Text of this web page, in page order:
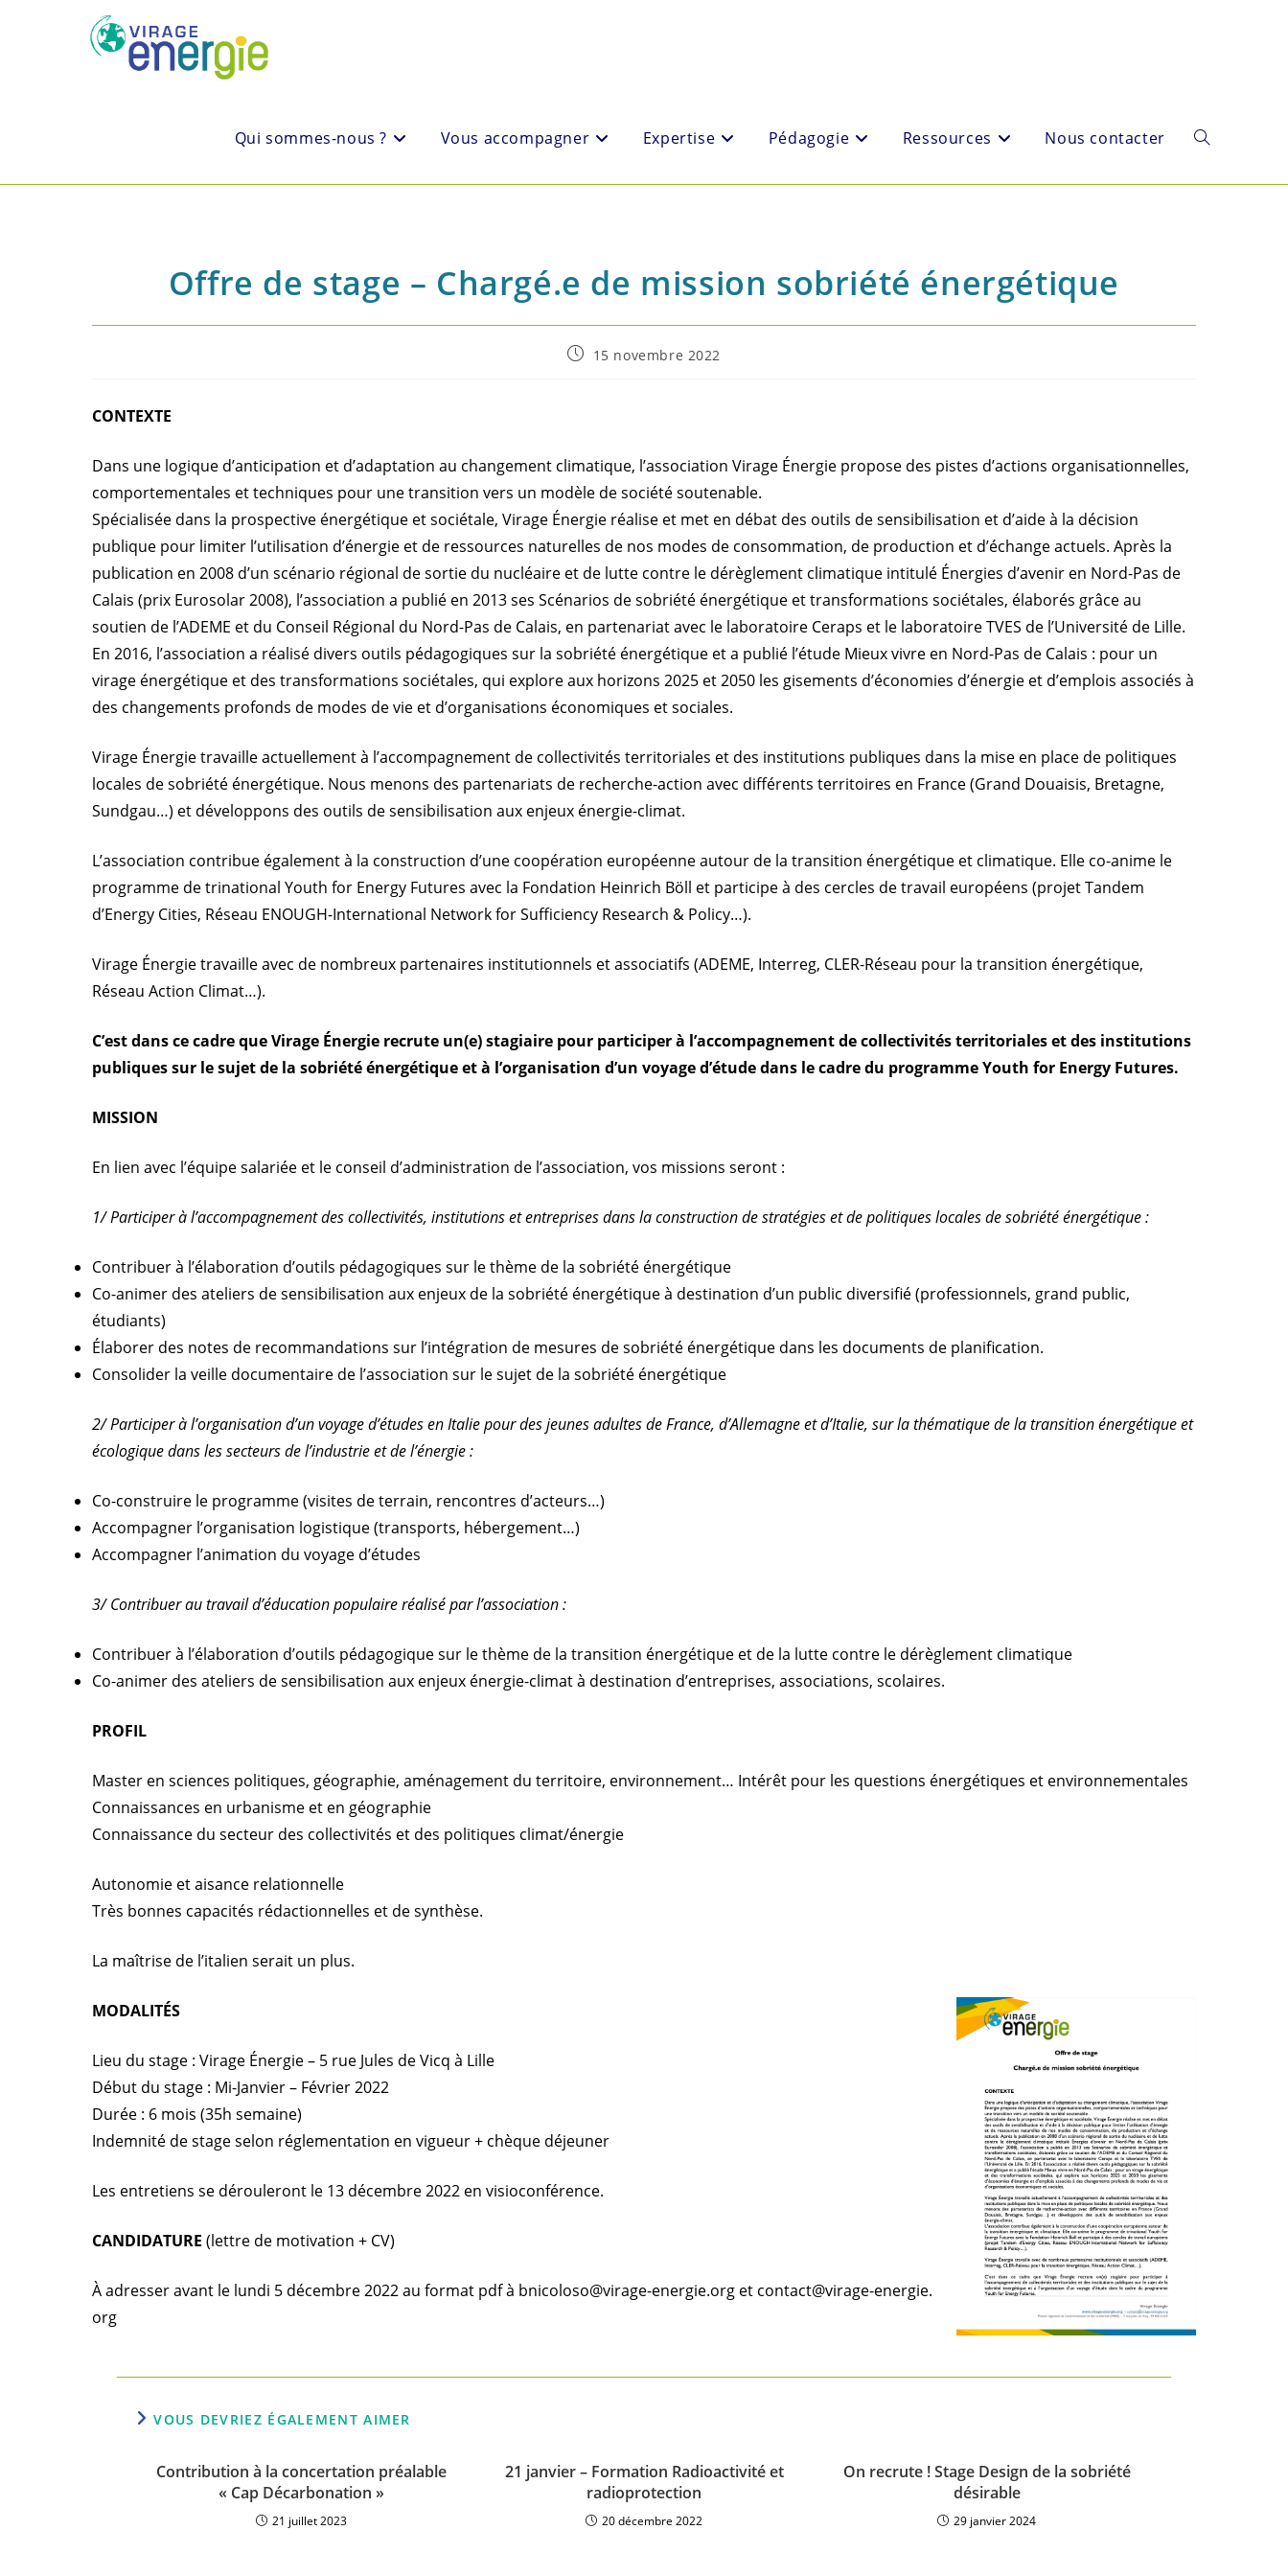
Qui sommes-nous ? Vous accompagner Expertise Pédagogie Ressources Nous contacter Toggle
search
Offre de stage – Chargé.e de mission sobriété énergétique
Post15 novembre 2022
CONTEXTE
Dans une logique d’anticipation et d’adaptation au changement climatique, l’association Virage Énergie propose des pistes d’actions organisationnelles,
comportementales et techniques pour une transition vers un modèle de société soutenable.
Spécialisée dans la prospective énergétique et sociétale, Virage Énergie réalise et met en débat des outils de sensibilisation et d’aide à la décision
publique pour limiter l’utilisation d’énergie et de ressources naturelles de nos modes de consommation, de production et d’échange actuels. Après la
publication en 2008 d’un scénario régional de sortie du nucléaire et de lutte contre le dérèglement climatique intitulé Énergies d’avenir en Nord-Pas de
Calais (prix Eurosolar 2008), l’association a publié en 2013 ses Scénarios de sobriété énergétique et transformations sociétales, élaborés grâce au
soutien de l’ADEME et du Conseil Régional du Nord-Pas de Calais, en partenariat avec le laboratoire Ceraps et le laboratoire TVES de l’Université de Lille.
En 2016, l’association a réalisé divers outils pédagogiques sur la sobriété énergétique et a publié l’étude Mieux vivre en Nord-Pas de Calais : pour un
virage énergétique et des transformations sociétales, qui explore aux horizons 2025 et 2050 les gisements d’économies d’énergie et d’emplois associés à
des changements profonds de modes de vie et d’organisations économiques et sociales.
Virage Énergie travaille actuellement à l’accompagnement de collectivités territoriales et des institutions publiques dans la mise en place de politiques
locales de sobriété énergétique. Nous menons des partenariats de recherche-action avec différents territoires en France (Grand Douaisis, Bretagne,
Sundgau…) et développons des outils de sensibilisation aux enjeux énergie-climat.
L’association contribue également à la construction d’une coopération européenne autour de la transition énergétique et climatique. Elle co-anime le
programme de trinational Youth for Energy Futures avec la Fondation Heinrich Böll et participe à des cercles de travail européens (projet Tandem
d’Energy Cities, Réseau ENOUGH-International Network for Sufficiency Research & Policy…).
Virage Énergie travaille avec de nombreux partenaires institutionnels et associatifs (ADEME, Interreg, CLER-Réseau pour la transition énergétique,
Réseau Action Climat…).
C’est dans ce cadre que Virage Énergie recrute un(e) stagiaire pour participer à l’accompagnement de collectivités territoriales et des institutions
publiques sur le sujet de la sobriété énergétique et à l’organisation d’un voyage d’étude dans le cadre du programme Youth for Energy Futures.
MISSION
En lien avec l’équipe salariée et le conseil d’administration de l’association, vos missions seront :
1/ Participer à l’accompagnement des collectivités, institutions et entreprises dans la construction de stratégies et de politiques locales de sobriété énergétique :
Contribuer à l’élaboration d’outils pédagogiques sur le thème de la sobriété énergétique
Co-animer des ateliers de sensibilisation aux enjeux de la sobriété énergétique à destination d’un public diversifié (professionnels, grand public,
étudiants)
Élaborer des notes de recommandations sur l’intégration de mesures de sobriété énergétique dans les documents de planification.
Consolider la veille documentaire de l’association sur le sujet de la sobriété énergétique
2/ Participer à l’organisation d’un voyage d’études en Italie pour des jeunes adultes de France, d’Allemagne et d’Italie, sur la thématique de la transition énergétique et
écologique dans les secteurs de l’industrie et de l’énergie :
Co-construire le programme (visites de terrain, rencontres d’acteurs…)
Accompagner l’organisation logistique (transports, hébergement…)
Accompagner l’animation du voyage d’études
3/ Contribuer au travail d’éducation populaire réalisé par l’association :
Contribuer à l’élaboration d’outils pédagogique sur le thème de la transition énergétique et de la lutte contre le dérèglement climatique
Co-animer des ateliers de sensibilisation aux enjeux énergie-climat à destination d’entreprises, associations, scolaires.
PROFIL
Master en sciences politiques, géographie, aménagement du territoire, environnement… Intérêt pour les questions énergétiques et environnementales
Connaissances en urbanisme et en géographie
Connaissance du secteur des collectivités et des politiques climat/énergie
Autonomie et aisance relationnelle
Très bonnes capacités rédactionnelles et de synthèse.
La maîtrise de l’italien serait un plus.
MODALITÉS
Lieu du stage : Virage Énergie – 5 rue Jules de Vicq à Lille
Début du stage : Mi-Janvier – Février 2022
Durée : 6 mois (35h semaine)
Indemnité de stage selon réglementation en vigueur + chèque déjeuner
Les entretiens se dérouleront le 13 décembre 2022 en visioconférence.
CANDIDATURE (lettre de motivation + CV)
À adresser avant le lundi 5 décembre 2022 au format pdf à bnicoloso@virage-energie.org et contact@virage-energie.
org
VOUS DEVRIEZ ÉGALEMENT AIMER
Contribution à la concertation préalable
« Cap Décarbonation »
21 juillet 2023
21 janvier – Formation Radioactivité et
radioprotection
20 décembre 2022
On recrute ! Stage Design de la sobriété
désirable
29 janvier 2024